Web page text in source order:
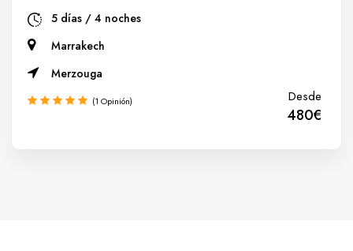
Desde
480€
5 días / 4 noches
Marrakech
Merzouga
(1 Opinión)